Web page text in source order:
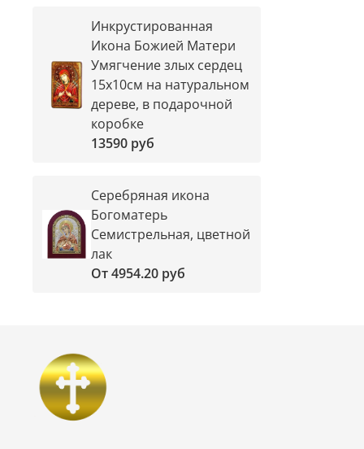
Инкрустированная
Икона Божией Матери
Умягчение злых сердец
15х10см на натуральном
дереве, в подарочной
коробке
13590 руб
Серебряная икона
Богоматерь
Семистрельная, цветной
лак
От4954.20 руб